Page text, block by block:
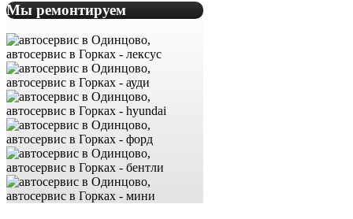
Мы ремонтируем